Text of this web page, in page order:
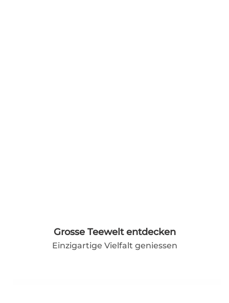
Grosse Teewelt entdecken
Einzigartige Vielfalt geniessen